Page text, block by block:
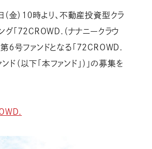
金）10時より、不動産投資型クラ
グ「72CROWD.（ナナニークラウ
第6号ファンドとなる「72CROWD.
ド（以下「本ファンド」）」の募集を